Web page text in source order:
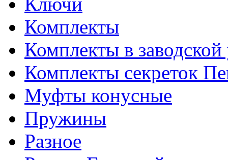
Комплекты
Комплекты в заводской
Комплекты секреток
Муфты конусные
Пружины
Разное